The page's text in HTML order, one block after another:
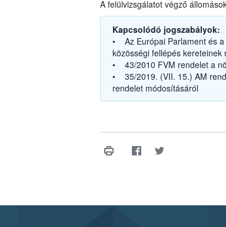
A felülvizsgálatot végző
Kapcsolódó jogszabályok:
• Az Európai Parlament és a
közösségi fellépés
• 43/2010 FVM rendelet a
• 35/2019. (VII. 15.) AM
rendelet módosításáról